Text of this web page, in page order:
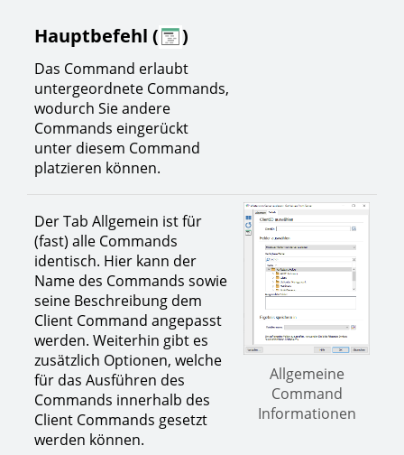
Hauptbefehl ( )
Das Command erlaubt
untergeordnete Commands,
wodurch Sie andere
Commands eingerückt
unter diesem Command
platzieren können.
Der Tab Allgemein ist für
(fast) alle Commands
identisch. Hier kann der
Name des Commands sowie
seine Beschreibung dem
Client Command angepasst
werden. Weiterhin gibt es
zusätzlich Optionen, welche
für das Ausführen des
Commands innerhalb des
Client Commands gesetzt
werden können.
Allgemeine
Command
Informationen